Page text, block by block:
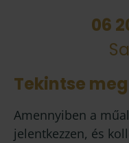
06
Tekintse
Amennyiben a
jelentkezzen, és